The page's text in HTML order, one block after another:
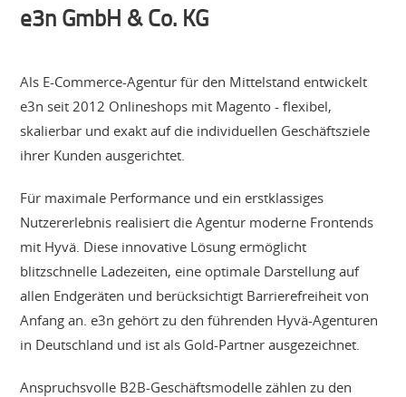
e3n GmbH & Co. KG
Als E-Commerce-Agentur für den Mittelstand entwickelt
e3n seit 2012 Onlineshops mit Magento - flexibel,
skalierbar und exakt auf die individuellen Geschäftsziele
ihrer Kunden ausgerichtet.
Für maximale Performance und ein erstklassiges
Nutzererlebnis realisiert die Agentur moderne Frontends
mit Hyvä. Diese innovative Lösung ermöglicht
blitzschnelle Ladezeiten, eine optimale Darstellung auf
allen Endgeräten und berücksichtigt Barrierefreiheit von
Anfang an. e3n gehört zu den führenden Hyvä-Agenturen
in Deutschland und ist als Gold-Partner ausgezeichnet.
Anspruchsvolle B2B-Geschäftsmodelle zählen zu den